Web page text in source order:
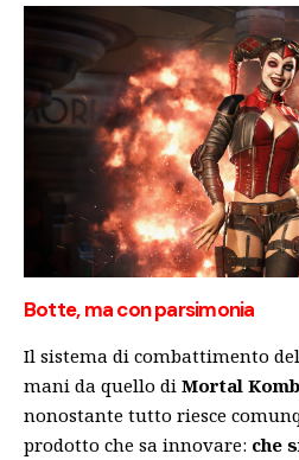
Botte, ma con parsimonia
Il sistema di combattimento
mani da quello di Mortal
nonostante tutto riesce
prodotto che sa innovare: che